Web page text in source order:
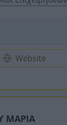
Website
ΜΑΡΙΑ